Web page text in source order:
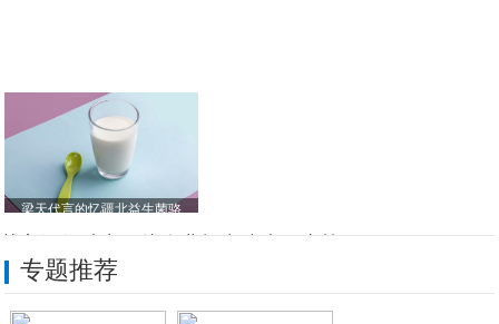
梁天代言的忆疆北益生菌骆
逆流前行，“抗疫战斗”呷哺呷哺在行动
专题推荐